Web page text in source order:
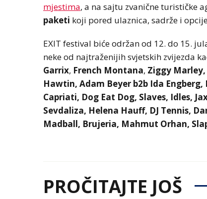
mjestima, a na sajtu zvanične turističke
paketi koji pored ulaznica, sadrže i
EXIT festival biće održan od 12. do 15.
neke od najtraženijih svjetskih zvijezda
Garrix, French Montana, Ziggy Marley,
Hawtin, Adam Beyer b2b Ida Engberg,
Capriati, Dog Eat Dog, Slaves, Idles,
Sevdaliza, Helena Hauff, DJ Tennis,
Madball, Brujeria, Mahmut Orhan,
PROČITAJTE JOŠ